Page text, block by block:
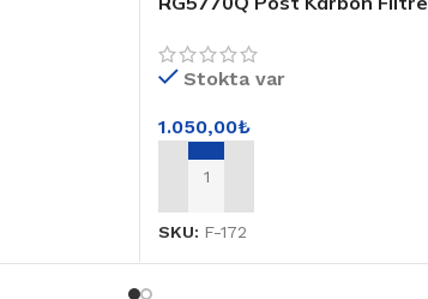
Stokta var
1.050,00₺
SEPETE EKLE
SKU: F-172